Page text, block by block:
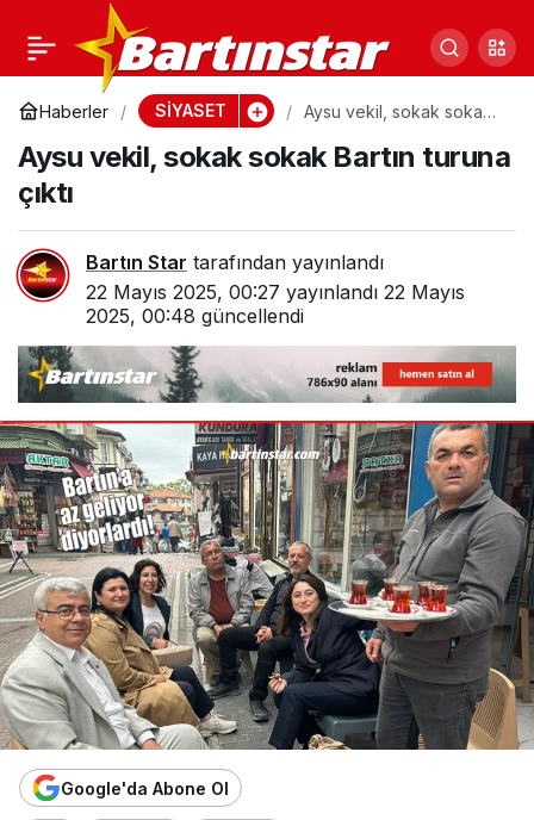
Haberler SİYASET
Aysu vekil, sokak sokak
Aysu vekil, sokak sokak Bartın turuna
çıktı
Bartın Star tarafından yayınlandı
22 Mayıs 2025, 00:27 yayınlandı 22 Mayıs
2025, 00:48 güncellendi
Google'da Abone Ol
Bartınlı İYİ gençler,
Lozan buluşması için
Ankara’ya taşındı
0 Paylaş